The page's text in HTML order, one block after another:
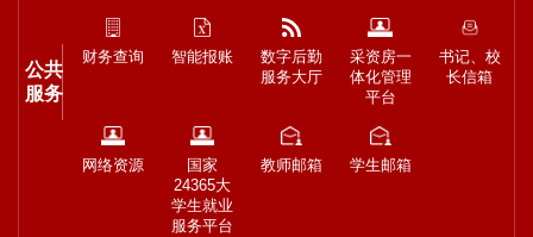
公共
服务
财务查询 智能报账
数字后勤
服务大厅
采资房一
体化管理
平台
书记、校
长信箱
网络资源
国家
24365大
学生就业
服务平台
教师邮箱 学生邮箱